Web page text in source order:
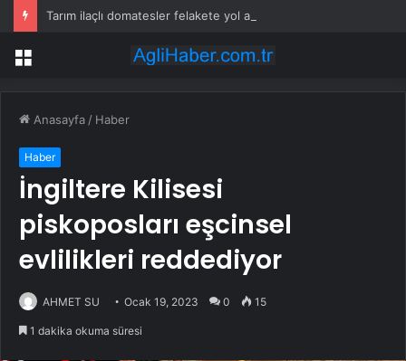
Menü
Anasayfa / Haber
Haber
İngiltere Kilisesi
piskoposları eşcinsel
evlilikleri reddediyor
AHMET SU Ocak 19, 2023 0 15
1 dakika okuma süresi